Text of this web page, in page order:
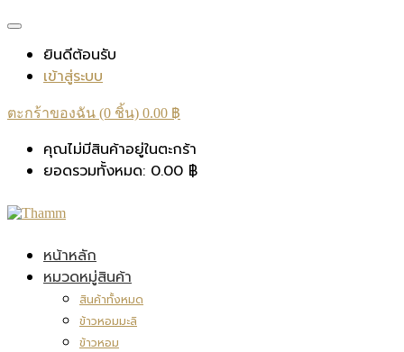
ยินดีต้อนรับ
เข้าสู่ระบบ
ตะกร้าของฉัน (0 ชิ้น) 0.00 ฿
คุณไม่มีสินค้าอยู่ในตะกร้า
ยอดรวมทั้งหมด: 0.00 ฿
หน้าหลัก
หมวดหมู่สินค้า
สินค้าทั้งหมด
ข้าวหอมมะลิ
ข้าวหอม